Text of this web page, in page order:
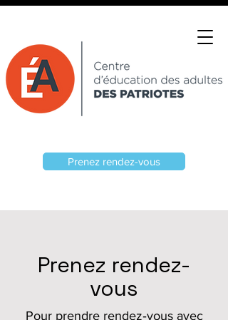
Prenez rendez-vous
Prenez rendez-
vous
Pour prendre rendez‑vous avec